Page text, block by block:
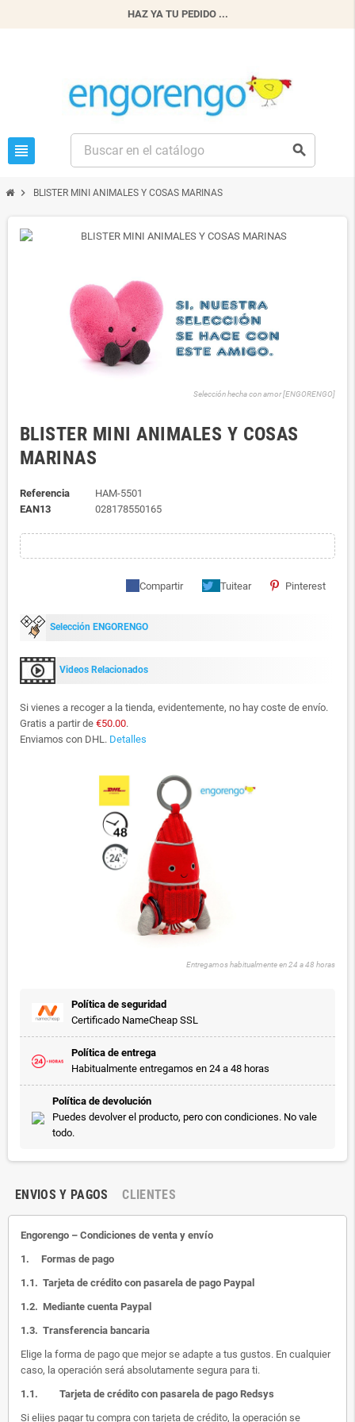
HAZ YA TU PEDIDO ...
view_headline search
chevron_right BLISTER MINI ANIMALES Y COSAS MARINAS
Selección hecha con amor [ENGORENGO]
BLISTER MINI ANIMALES Y COSAS
MARINAS
Referencia
HAM-5501
EAN13
028178550165
Compartir Tuitear Pinterest
Selección ENGORENGO
Videos Relacionados
Si vienes a recoger a la tienda, evidentemente, no hay coste de envío.
Gratis a partir de €50.00.
Enviamos con DHL. Detalles
Entregamos habitualmente en 24 a 48 horas
Política de seguridad
Certificado NameCheap SSL
Política de entrega
Habitualmente entregamos en 24 a 48 horas
Política de devolución
Puedes devolver el producto, pero con condiciones. No vale
todo.
ENVIOS Y PAGOS CLIENTES
Engorengo – Condiciones de venta y envío
1. Formas de pago
1.1. Tarjeta de crédito con pasarela de pago Paypal
1.2. Mediante cuenta Paypal
1.3. Transferencia bancaria
Elige la forma de pago que mejor se adapte a tus gustos. En cualquier
caso, la operación será absolutamente segura para ti.
1.1. Tarjeta de crédito con pasarela de pago Redsys
Si elijes pagar tu compra con tarjeta de crédito, la operación se